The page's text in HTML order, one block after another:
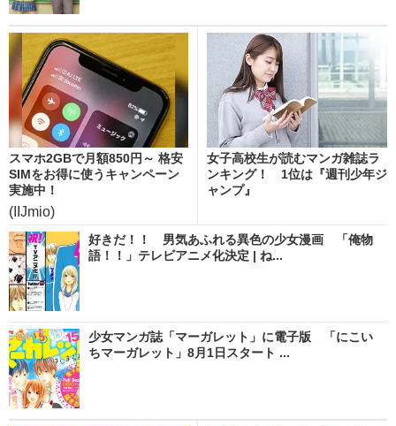
スマホ2GBで月額850円～ 格安
SIMをお得に使うキャンペーン
実施中！
(IIJmio)
女子高校生が読むマンガ雑誌ラ
ンキング！ 1位は『週刊少年ジ
ャンプ』
好きだ！！ 男気あふれる異色の少女漫画 「俺物
語！！」テレビアニメ化決定 | ね...
少女マンガ誌「マーガレット」に電子版 「にこい
ちマーガレット」8月1日スタート ...